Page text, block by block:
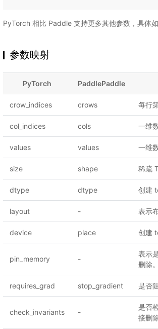
PyTorch 相比 Paddle 支持更多其他参数，具体如
参数映射
PyTorch PaddlePaddle
crow_indices crows 每行
col_indices cols 一维
values values 一维
size shape 稀疏
dtype dtype 创建
layout - 表示
device place 创建
pin_memory -
表示
删除。
requires_grad stop_gradient 是否
check_invariants -
是否
接删除